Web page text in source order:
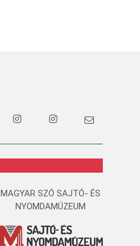
MAGYAR SZÓ SAJTÓ- ÉS
NYOMDAMÚZEUM